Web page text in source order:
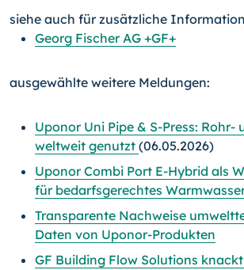
siehe auch für zusätzliche
Georg Fischer AG +GF+
ausgewählte weitere Meldungen:
Uponor Uni Pipe & S-Press: Rohr-
weltweit genutzt (06.05.2026)
Uponor Combi Port E-Hybrid als
für bedarfsgerechtes
Transparente Nachweise
Daten von Uponor-Produkten
GF Building Flow Solutions